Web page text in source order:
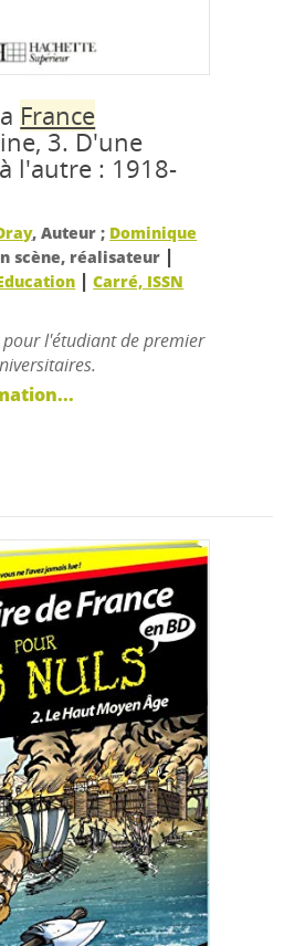
France
3.D'une
l'autre : 1918-
, Auteur ; Dominique
scène, réalisateur |
|Carré, ISSN
pour l'étudiant de premier